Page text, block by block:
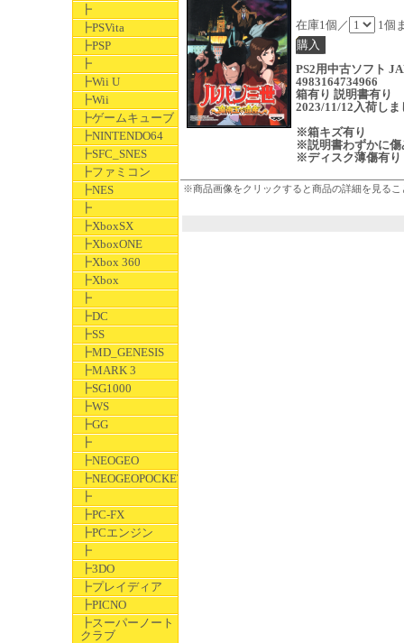
┣
┣PSVita
┣PSP
┣
┣Wii U
┣Wii
┣ゲームキューブ
┣NINTENDO64
┣SFC_SNES
┣ファミコン
┣NES
┣
┣XboxSX
┣XboxONE
┣Xbox 360
┣Xbox
┣
┣DC
┣SS
┣MD_GENESIS
┣MARK 3
┣SG1000
┣WS
┣GG
┣
┣NEOGEO
┣NEOGEOPOCKET
┣
┣PC-FX
┣PCエンジン
┣
┣3DO
┣プレイディア
┣PICNO
┣スーパーノート
クラブ
在庫1個／ 1個
PS2用中古ソフト
4983164734966
箱有り 説明書有り
2023/11/12入荷しま
※箱キズ有り
※説明書わずかに傷
※ディスク薄傷有り
※商品画像をクリックすると商品の詳細を見るこ